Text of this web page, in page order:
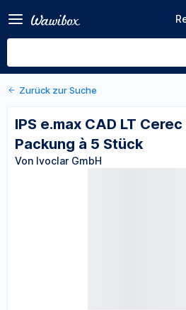
inLab, C2, I12, Packung à 5
Stück
Von Ivoclar GmbH
Zurück zur Suche
IPS e.max CAD LT
Packung à 5 Stück
Von Ivoclar GmbH